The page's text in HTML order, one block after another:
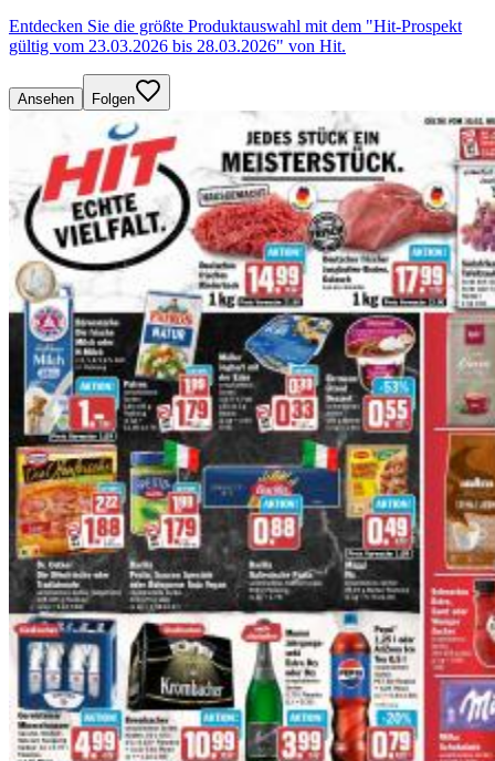
Entdecken Sie die größte Produktauswahl mit dem "Hit-Prospekt
gültig vom 23.03.2026 bis 28.03.2026" von Hit.
Ansehen Folgen